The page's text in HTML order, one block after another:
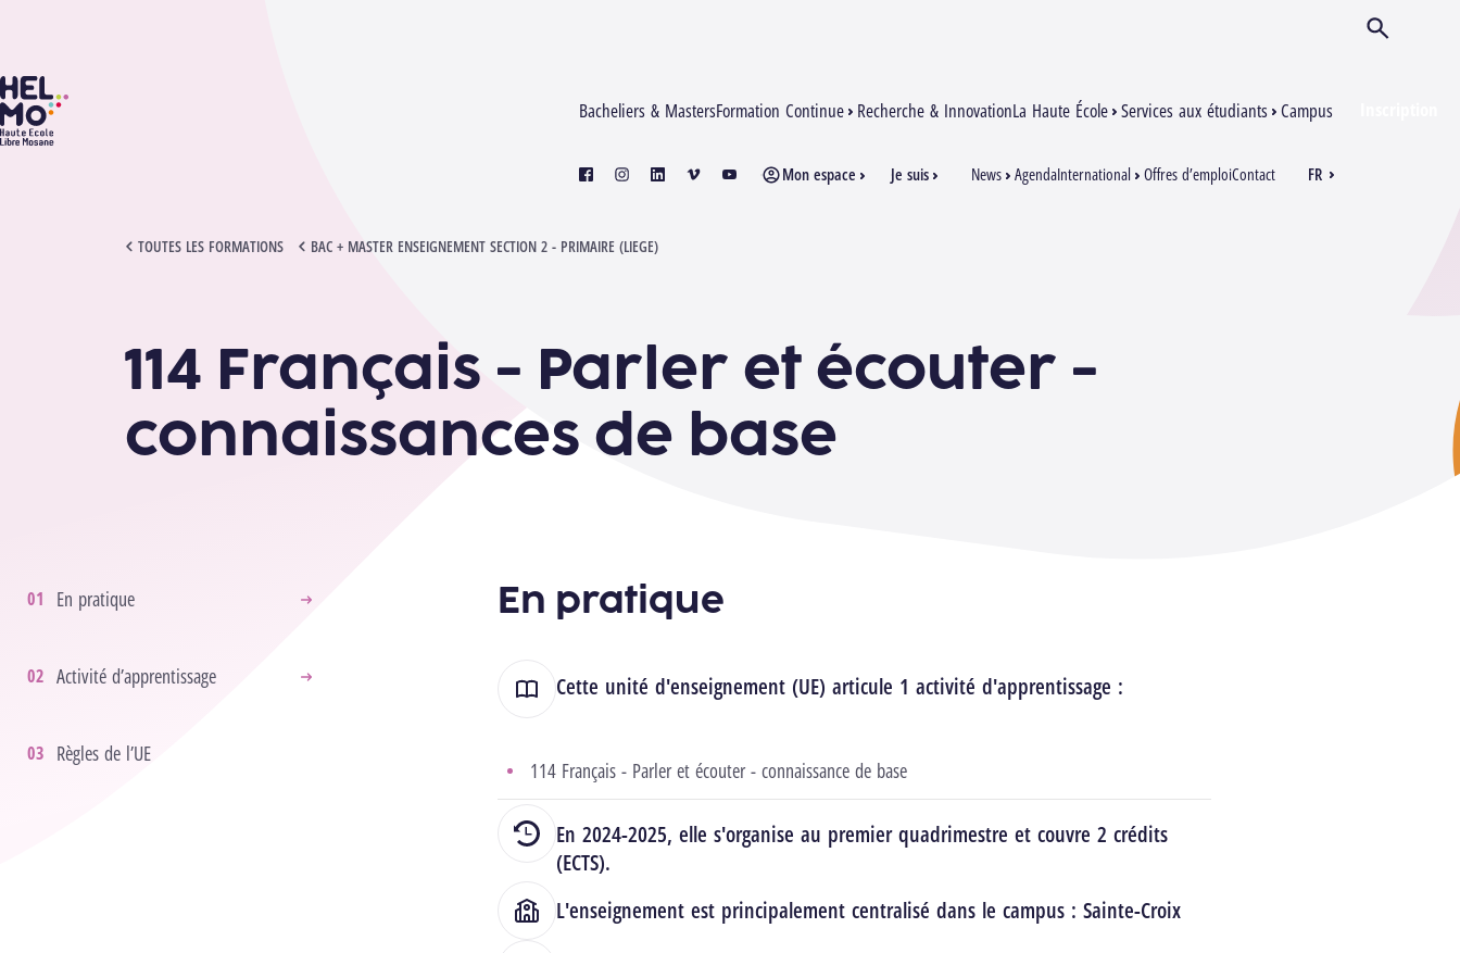
HELMo
Bacheliers & MastersFormation Continue Recherche & InnovationLa Haute École Services aux étudiants Campus
Mon espace Je suis News AgendaInternational Offres d’emploiContact
facebookinstagramlinkedinvimeo youtube
FR
Ouvrir/
TOUTES LES FORMATIONS BAC + MASTER ENSEIGNEMENT SECTION 2 - PRIMAIRE (LIEGE)
114 FRANÇAIS - PARLER ET ÉCOUTER - CONNAISSANCES DE BASE
114 Français - Parler et écouter -
connaissances de base
En pratique
Activité d’apprentissage
Règles de l’UE
En pratique
Cette unité d'enseignement (UE) articule 1 activité d'apprentissage :
114 Français - Parler et écouter - connaissance de base
En 2024-2025, elle s'organise au premier quadrimestre et couvre 2 crédits
(ECTS).
L'enseignement est principalement centralisé dans le campus :Sainte-Croix